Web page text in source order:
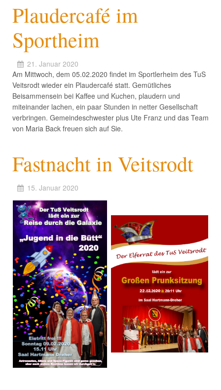
Plaudercafé im
Sportheim
21. Januar 2020
Am Mittwoch, dem 05.02.2020 findet im Sportlerheim des TuS
Veitsrodt wieder ein Plaudercafé statt. Gemütliches
Beisammensein bei Kaffee und Kuchen, plaudern und
miteinander lachen, ein paar Stunden in netter Gesellschaft
verbringen. Gemeindeschwester plus Ute Franz und das Team
von Maria Back freuen sich auf Sie.
Fastnacht in Veitsrodt
15. Januar 2020